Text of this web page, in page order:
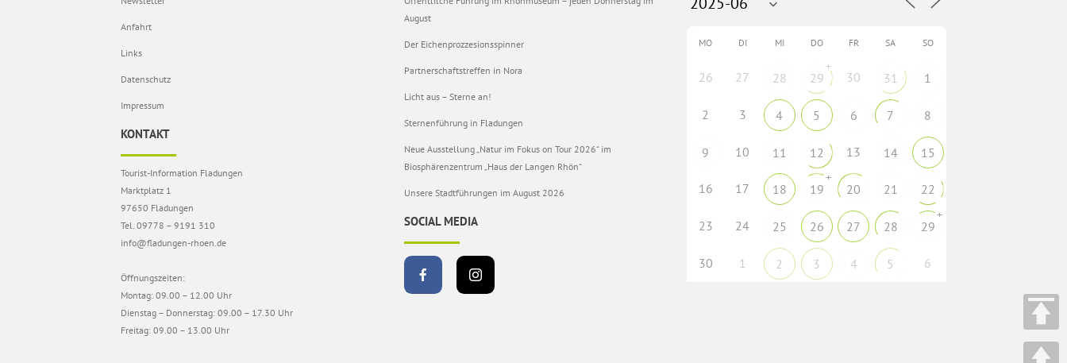
Anfahrt
Links
Datenschutz
Impressum
KONTAKT
Tourist-Information Fladungen
Marktplatz 1
97650 Fladungen
Tel. 09778 – 9191 310
info@fladungen-rhoen.de
Öffnungszeiten:
Montag: 09.00 – 12.00 Uhr
Dienstag – Donnerstag: 09.00 – 17.30 Uhr
Freitag: 09.00 – 13.00 Uhr
August
Der Eichenprozzesionsspinner
Partnerschaftstreffen in Nora
Licht aus – Sterne an!
Sternenführung in Fladungen
Neue Ausstellung „Natur im Fokus on Tour 2026“ im
Biosphärenzentrum „Haus der Langen Rhön“
Unsere Stadtführungen im August 2026
SOCIAL MEDIA
MO DI MI DO FR SA SO
26 27 28 29
+
30 31 1
2 3 4 5 6 7 8
9 10 11 12 13 14 15
16 17 18 19
+
20 21 22
23 24 25 26 27 28 29
+
30 1 2 3 4 5 6